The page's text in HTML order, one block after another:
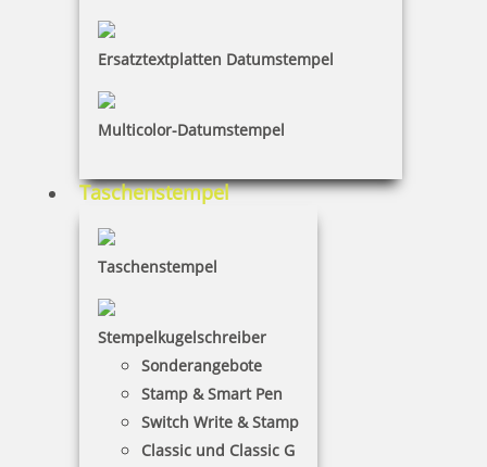
Ersatztextplatten Datumstempel
Multicolor-Datumstempel
Taschenstempel
Taschenstempel
Stempelkugelschreiber
Sonderangebote
Stamp & Smart Pen
Switch Write & Stamp
Classic und Classic G
Colop Printer Arztstempel m. individuellem Text
Jetzt gestalten